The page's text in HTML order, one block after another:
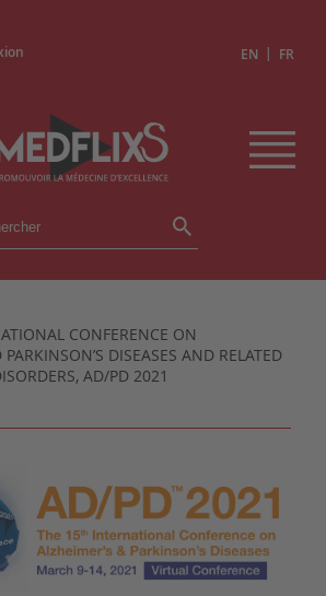
EN | FR
ÉVÉNEMENTS
INSTITUTIONS
CONGRÈS EN RÉSUMÉ
CONFERENCE ON
DISEASES AND RELATED
AD/PD 2021